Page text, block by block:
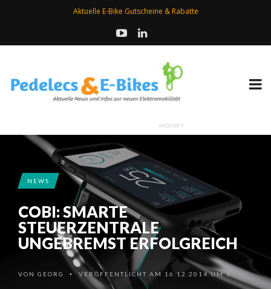
Aktuelle E-Bike Gutscheine & Rabatte
NEWS
COBI: SMARTE
STEUERZENTRALE
UNGEBREMST ERFOLGREICH
VON GEORG •VERÖFFENTLICHT AM 16.12.2014 UM 17:50